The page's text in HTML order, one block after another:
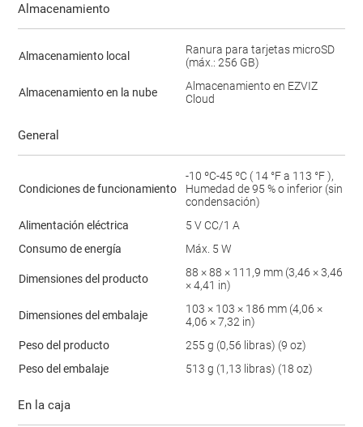
Almacenamiento
Almacenamiento local
Ranura para tarjetas microSD
(máx.: 256 GB)
Almacenamiento en la nube
Almacenamiento en EZVIZ
Cloud
General
Condiciones de funcionamiento
-10 ºC-45 ºC ( 14 °F a 113 °F ),
Humedad de 95 % o inferior (sin
condensación)
Alimentación eléctrica
5 V CC/1 A
Consumo de energía
Máx. 5 W
Dimensiones del producto
88 × 88 × 111,9 mm (3,46 × 3,46
× 4,41 in)
Dimensiones del embalaje
103 × 103 × 186 mm (4,06 ×
4,06 × 7,32 in)
Peso del producto
255 g (0,56 libras) (9 oz)
Peso del embalaje
513 g (1,13 libras) (18 oz)
En la caja